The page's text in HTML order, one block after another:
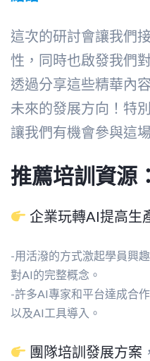
這次的研討會讓我們
性，同時也啟發我們
透過分享這些精華內
未來的發展方向！特
讓我們有機會參與這
推薦培訓資源：
企業玩轉AI提高生
-用活潑的方式激起學員興
對AI的完整概念。
-許多AI專家和平台達成合
以及AI工具導入。
團隊培訓發展方案